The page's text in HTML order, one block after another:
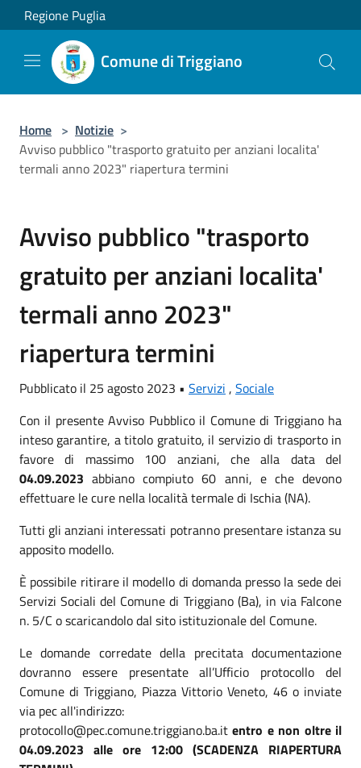
Salta al contenuto principale
Regione Puglia
Comune di Triggiano
Home > Notizie >
Avviso pubblico "trasporto gratuito per anziani localita'
termali anno 2023" riapertura termini
Avviso pubblico "trasporto
gratuito per anziani localita'
termali anno 2023"
riapertura termini
Pubblicato il 25 agosto 2023 • Servizi , Sociale
Con il presente Avviso Pubblico il Comune di Triggiano ha
inteso garantire, a titolo gratuito, il servizio di trasporto in
favore di massimo 100 anziani, che alla data del
04.09.2023 abbiano compiuto 60 anni, e che devono
effettuare le cure nella località termale di Ischia (NA).
Tutti gli anziani interessati potranno presentare istanza su
apposito modello.
È possibile ritirare il modello di domanda presso la sede dei
Servizi Sociali del Comune di Triggiano (Ba), in via Falcone
n. 5/C o scaricandolo dal sito istituzionale del Comune.
Le domande corredate della precitata documentazione
dovranno essere presentate all’Ufficio protocollo del
Comune di Triggiano, Piazza Vittorio Veneto, 46 o inviate
via pec all'indirizzo:
protocollo@pec.comune.triggiano.ba.itentro e non oltre il
04.09.2023 alle ore 12:00 (SCADENZA RIAPERTURA